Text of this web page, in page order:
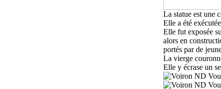
La statue est une
Elle a été
Elle fut exposée
alors en
portés par de
La vierge
Elle y écrase un